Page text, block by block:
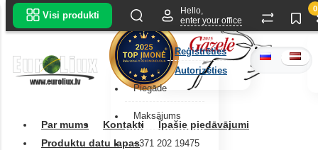
Piegāde
Maksājums
+371 202 19475
Par mums Kontakti
Īpašie piedāvājumi
Produktu datu lapas
Visi produkti
Hello,
enter your office
Reģistrēties
Autorizēties
0